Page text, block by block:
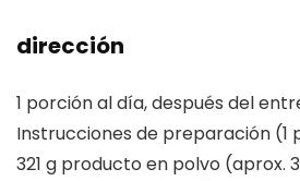
dirección
1 porción al día, después del
Instrucciones de preparación (1
321 g producto en polvo (aprox.